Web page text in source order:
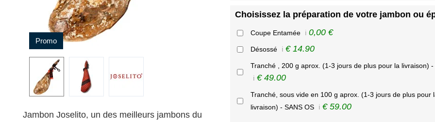
Promo
Jambon Joselito, un des meilleurs jambons du
Choisissez la préparation de votre jambon ou
Coupe Entamée ℹ️ 0,00 €
Désossé ℹ️ € 14.90
Tranché , 200 g aprox. (1-3 jours de plus pour la livraison) -
ℹ️ € 49.00
Tranché, sous vide en 100 g aprox. (1-3 jours de plus pour
livraison) - SANS OS
ℹ️ € 59.00